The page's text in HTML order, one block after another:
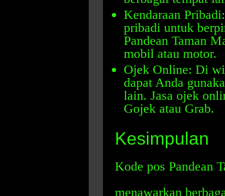
Kendaraan
pribadi untuk
Pandean Taman
mobil atau motor.
Ojek Online: Di
dapat Anda
lain. Jasa ojek
Gojek atau Grab.
Kesimpulan
Kode pos Pandean
menawarkan